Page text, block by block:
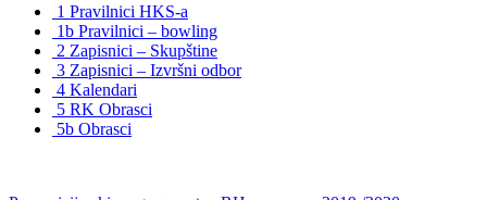
1 Pravilnici HKS-a
1b Pravilnici – bowling
2 Zapisnici – Skupštine
3 Zapisnici – Izvršni odbor
4 Kalendari
5 RK Obrasci
5b Obrasci